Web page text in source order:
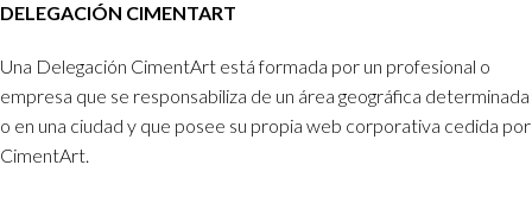
DELEGACIÓN CIMENTART
Una Delegación CimentArt está formada por un profesional o
empresa que se responsabiliza de un área geográfica determinada
o en una ciudad y que posee su propia web corporativa cedida por
CimentArt.